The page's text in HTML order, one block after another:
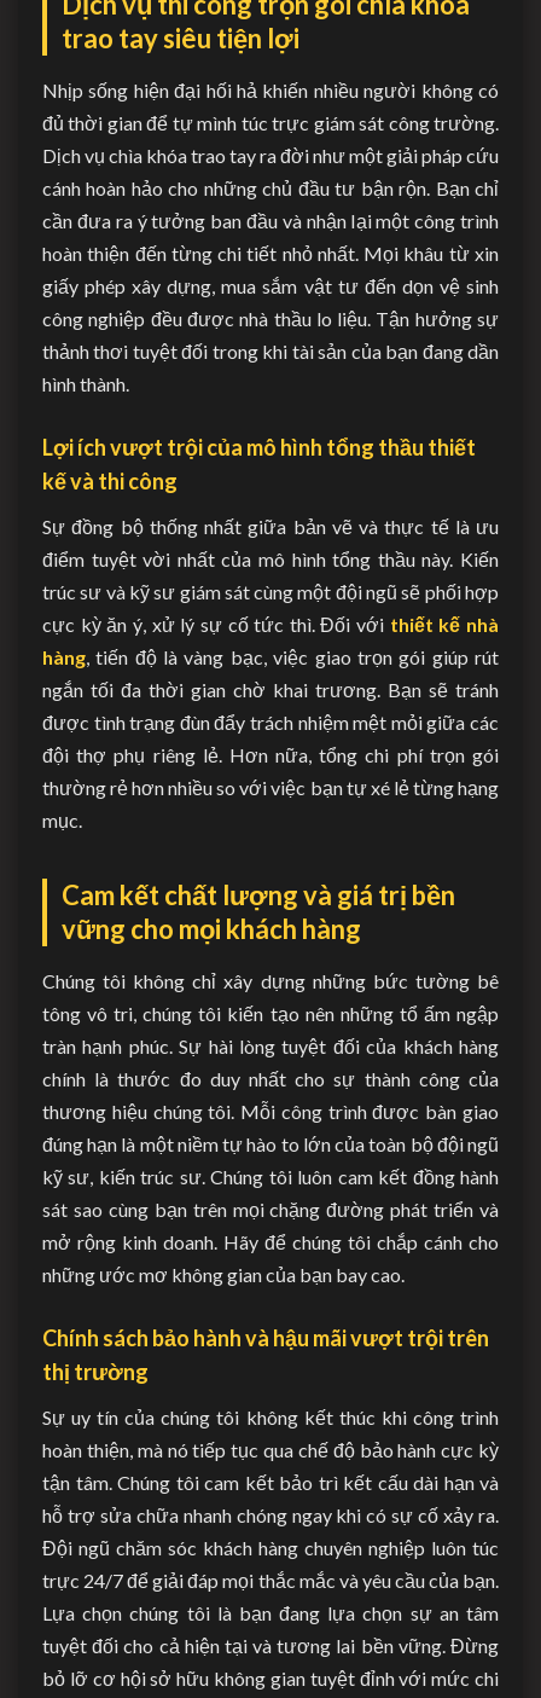
trao tay siêu tiện lợi
Nhịp sống hiện đại hối hả khiến nhiều người không có
đủ thời gian để tự mình túc trực giám sát công trường.
Dịch vụ chìa khóa trao tay ra đời như một giải pháp cứu
cánh hoàn hảo cho những chủ đầu tư bận rộn. Bạn chỉ
cần đưa ra ý tưởng ban đầu và nhận lại một công trình
hoàn thiện đến từng chi tiết nhỏ nhất. Mọi khâu từ xin
giấy phép xây dựng, mua sắm vật tư đến dọn vệ sinh
công nghiệp đều được nhà thầu lo liệu. Tận hưởng sự
thảnh thơi tuyệt đối trong khi tài sản của bạn đang dần
hình thành.
Lợi ích vượt trội của mô hình tổng thầu thiết
kế và thi công
Sự đồng bộ thống nhất giữa bản vẽ và thực tế là ưu
điểm tuyệt vời nhất của mô hình tổng thầu này. Kiến
trúc sư và kỹ sư giám sát cùng một đội ngũ sẽ phối hợp
cực kỳ ăn ý, xử lý sự cố tức thì. Đối với thiết kế nhà
hàng, tiến độ là vàng bạc, việc giao trọn gói giúp rút
ngắn tối đa thời gian chờ khai trương. Bạn sẽ tránh
được tình trạng đùn đẩy trách nhiệm mệt mỏi giữa các
đội thợ phụ riêng lẻ. Hơn nữa, tổng chi phí trọn gói
thường rẻ hơn nhiều so với việc bạn tự xé lẻ từng hạng
mục.
Cam kết chất lượng và giá trị bền
vững cho mọi khách hàng
Chúng tôi không chỉ xây dựng những bức tường bê
tông vô tri, chúng tôi kiến tạo nên những tổ ấm ngập
tràn hạnh phúc. Sự hài lòng tuyệt đối của khách hàng
chính là thước đo duy nhất cho sự thành công của
thương hiệu chúng tôi. Mỗi công trình được bàn giao
đúng hạn là một niềm tự hào to lớn của toàn bộ đội ngũ
kỹ sư, kiến trúc sư. Chúng tôi luôn cam kết đồng hành
sát sao cùng bạn trên mọi chặng đường phát triển và
mở rộng kinh doanh. Hãy để chúng tôi chắp cánh cho
những ước mơ không gian của bạn bay cao.
Chính sách bảo hành và hậu mãi vượt trội trên
thị trường
Sự uy tín của chúng tôi không kết thúc khi công trình
hoàn thiện, mà nó tiếp tục qua chế độ bảo hành cực kỳ
tận tâm. Chúng tôi cam kết bảo trì kết cấu dài hạn và
hỗ trợ sửa chữa nhanh chóng ngay khi có sự cố xảy ra.
Đội ngũ chăm sóc khách hàng chuyên nghiệp luôn túc
trực 24/7 để giải đáp mọi thắc mắc và yêu cầu của bạn.
Lựa chọn chúng tôi là bạn đang lựa chọn sự an tâm
tuyệt đối cho cả hiện tại và tương lai bền vững. Đừng
bỏ lỡ cơ hội sở hữu không gian tuyệt đỉnh với mức chi